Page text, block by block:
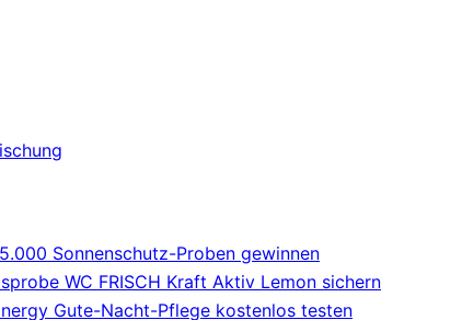
Sonnenschutz-Proben gewinnen
WC FRISCH Kraft Aktiv Lemon sichern
Gute-Nacht-Pflege kostenlos testen